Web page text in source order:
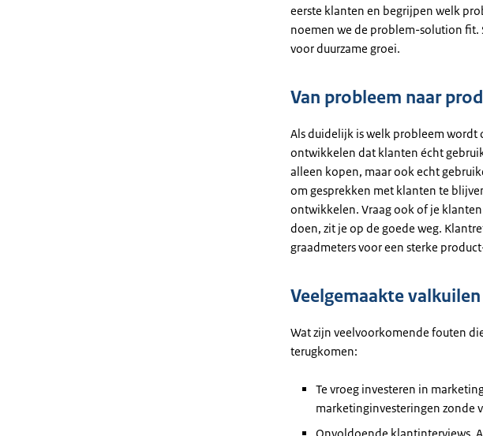
eerste klanten en begrijpen welk
noemen we de problem-solution fit.
voor duurzame groei.
Van probleem naar
Als duidelijk is welk probleem
ontwikkelen dat klanten écht
alleen kopen, maar ook echt
om gesprekken met klanten te
ontwikkelen. Vraag ook of je
doen, zit je op de goede weg.
graadmeters voor een sterke
Veelgemaakte
Wat zijn veelvoorkomende fouten
terugkomen:
Te vroeg investeren in
marketinginvesteringen zonde